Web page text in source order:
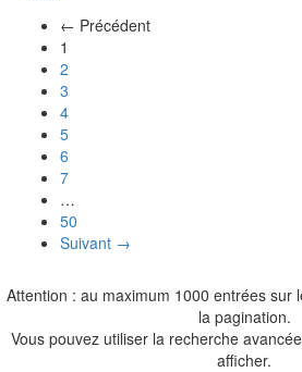
← Précédent
1
2
3
4
5
6
7
…
50
Suivant →
Attention : au maximum 1000 entrées sur
la pagination.
Vous pouvez utiliser la recherche
afficher.